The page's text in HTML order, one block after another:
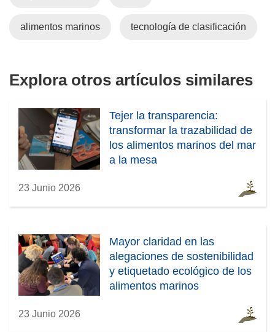
e
a
u
e
v
a
n
a
)
alimentos marinos tecnología de clasificación
Explora otros artículos similares
Tejer la transparencia:
transformar la trazabilidad de
los alimentos marinos del mar
a la mesa
23 Junio 2026
Mayor claridad en las
alegaciones de sostenibilidad
y etiquetado ecológico de los
alimentos marinos
23 Junio 2026